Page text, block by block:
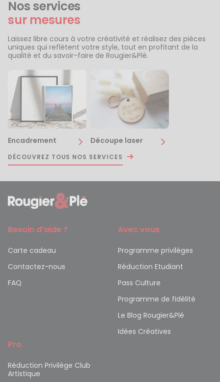
Nos services
sur mesures
Laissez libre cours à votre créativité et réalisez des pièces
uniques qui reflètent votre style, tout en profitant de la
qualité et du savoir-faire de Rougier&Plé.
Encadrement Découpe laser
DÉCOUVREZ TOUS NOS SERVICES
Besoin d’aide ?
Carte cadeau
Contactez-nous
FAQ
Avec vous
Programme privilèges
Réduction Etudiant
Pass Culture
Programme de fidélité
Le Blog Rougier&Plé
Idées Créatives
Pro
Réduction Privilège Club
Artistique